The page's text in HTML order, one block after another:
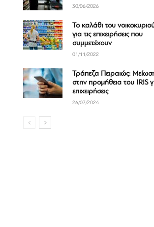
30/06/2026
Το καλάθι του
για τις επιχειρήσεις που
συμμετέχουν
01/11/2022
Τράπεζα Πειραιώς:
στην προμήθεια του IRIS
επιχειρήσεις
26/07/2024